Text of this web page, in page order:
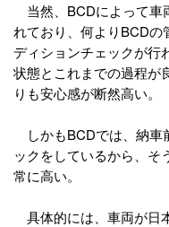
当然、BCDによって車
れており、何よりBCDの
ディションチェックが行
状態とこれまでの過程が
りも安心感が断然高い。
しかもBCDでは、納車
ックをしているから、そ
常に高い。
具体的には、車両が日